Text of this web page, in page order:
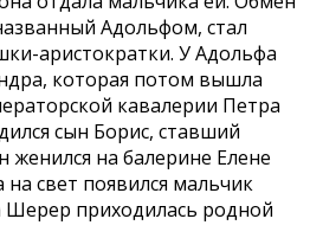
Адольфом, стал
аристократки. У Адольфа
которая потом вышла
кавалерии Петра
сын Борис, ставший
женился на балерине Елене
на свет появился мальчик
приходилась родной